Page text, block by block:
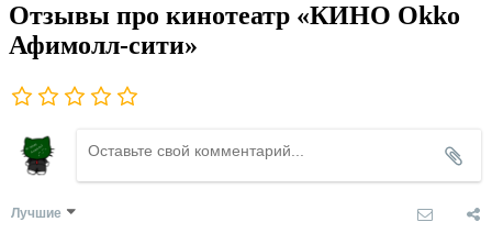
Отзывы про кинотеатр «КИНО Okko
Афимолл-сити»
Лучшие